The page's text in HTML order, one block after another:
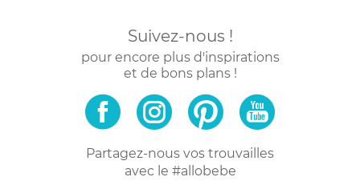
Suivez-nous !
pour encore plus d'inspirations
et de bons plans !
Partagez-nous vos trouvailles
avec le #allobebe